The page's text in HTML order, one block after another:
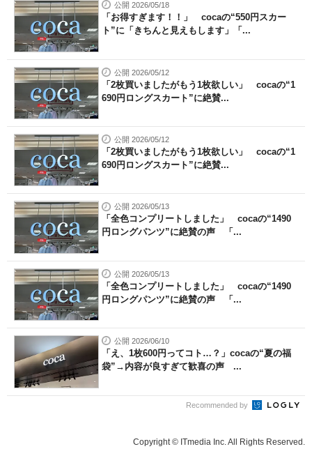
公開 2026/05/18
「お得すぎます！！」 cocaの“550円スカー
ト”に「きちんと見えもします」「...
公開 2026/05/12
「2枚買いましたがもう1枚欲しい」 cocaの“1
690円ロングスカート”に絶賛...
公開 2026/05/12
「2枚買いましたがもう1枚欲しい」 cocaの“1
690円ロングスカート”に絶賛...
公開 2026/05/13
「全色コンプリートしました」 cocaの“1490
円ロングパンツ”に絶賛の声 「...
公開 2026/05/13
「全色コンプリートしました」 cocaの“1490
円ロングパンツ”に絶賛の声 「...
公開 2026/06/10
「え、1枚600円ってコト…？」cocaの“夏の福
袋”→内容が良すぎて歓喜の声 ...
Recommended by
Copyright © ITmedia Inc. All Rights Reserved.